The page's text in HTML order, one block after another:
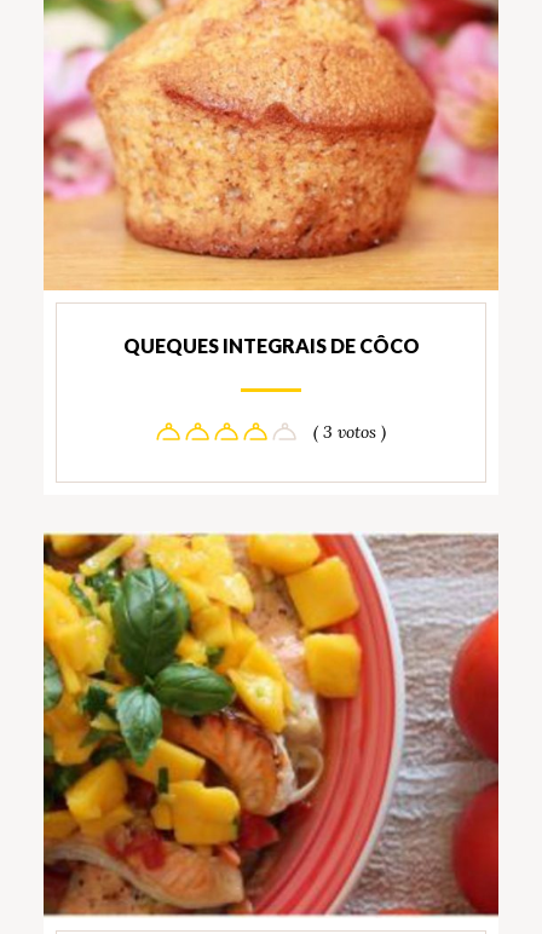
QUEQUES INTEGRAIS DE CÔCO
( 3 votos )